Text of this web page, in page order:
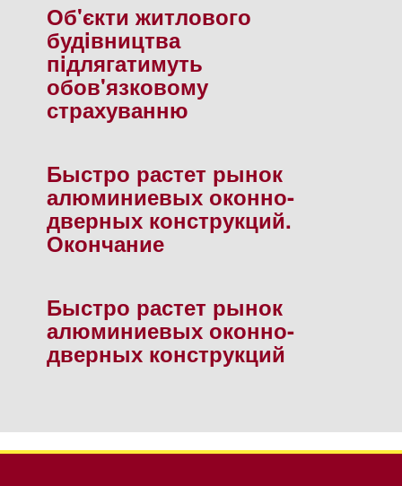
Об'єкти житлового
будiвництва
пiдлягатимуть
обов'язковому
страхуванню
Быстро растет рынок
алюминиевых оконно-
дверных конструкций.
Окончание
Быстро растет рынок
алюминиевых оконно-
дверных конструкций